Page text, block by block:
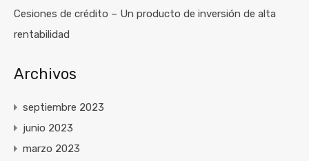
Cesiones de crédito – Un producto de inversión de alta
rentabilidad
Archivos
septiembre 2023
junio 2023
marzo 2023